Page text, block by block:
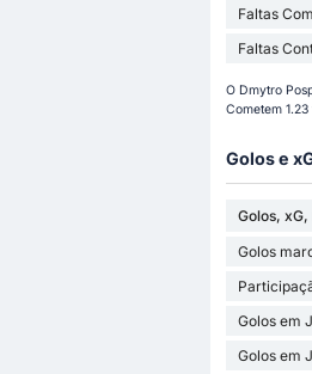
Faltas
Faltas
O Dmytro
Cometem
Golos e
Golos, xG,
Golos
Golos em
Golos em